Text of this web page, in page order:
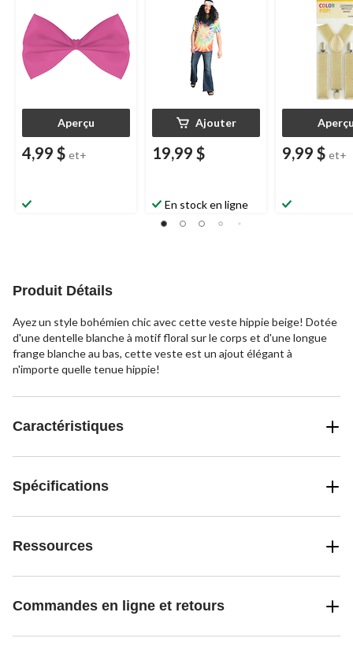
Aperçu
4,99 $ et+
noeuds, arc-en-ciel,
taille universelle,
accessoire de
costume portable
pour l'Halloween
Ajouter
19,99 $
En stock en ligne
costume
pour
9,99 $ et+
Produit Détails
Ayez un style bohémien chic avec cette veste hippie beige! Dotée
d'une dentelle blanche à motif floral sur le corps et d'une longue
frange blanche au bas, cette veste est un ajout élégant à
n'importe quelle tenue hippie!
Caractéristiques
Spécifications
Ressources
Commandes en ligne et retours